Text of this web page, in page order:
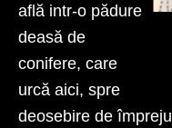
află intr-o pădure
deasă de
conifere, care
urcă aici, spre
deosebire de